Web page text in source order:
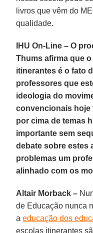
livros que vêm do
qualidade.
IHU On-Line – O
Thums afirma que
itinerantes é o fato
professores que
ideologia do
convencionais hoje
por cima de temas
importante sem
debate sobre estes
problemas um
alinhado com os
Altair Morback –
de Educação nunca
aeducação dos
escolas itinerantes